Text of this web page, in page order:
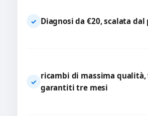
✓ Diagnosi da €20, scalata
✓
ricambi di massima
garantiti tre mesi